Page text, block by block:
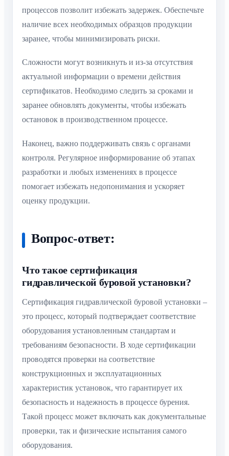
процессов позволит избежать задержек. Обеспечьте
наличие всех необходимых образцов продукции
заранее, чтобы минимизировать риски.
Сложности могут возникнуть и из-за отсутствия
актуальной информации о времени действия
сертификатов. Необходимо следить за сроками и
заранее обновлять документы, чтобы избежать
остановок в производственном процессе.
Наконец, важно поддерживать связь с органами
контроля. Регулярное информирование об этапах
разработки и любых изменениях в процессе
помогает избежать недопонимания и ускоряет
оценку продукции.
Вопрос-ответ:
Что такое сертификация
гидравлической буровой установки?
Сертификация гидравлической буровой установки –
это процесс, который подтверждает соответствие
оборудования установленным стандартам и
требованиям безопасности. В ходе сертификации
проводятся проверки на соответствие
конструкционных и эксплуатационных
характеристик установок, что гарантирует их
безопасность и надежность в процессе бурения.
Такой процесс может включать как документальные
проверки, так и физические испытания самого
оборудования.